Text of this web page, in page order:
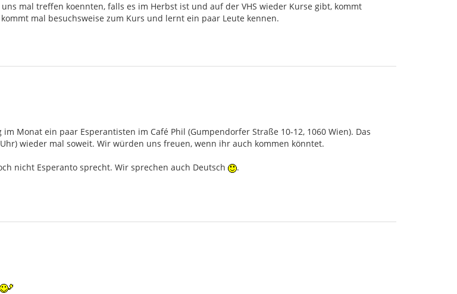
mal treffen koennten, falls es im Herbst ist und auf der VHS wieder Kurse gibt, kommt
mal besuchsweise zum Kurs und lernt ein paar Leute kennen.
Monat ein paar Esperantisten im Café Phil (Gumpendorfer Straße 10-12, 1060 Wien). Das
wieder mal soweit. Wir würden uns freuen, wenn ihr auch kommen könntet.
nicht Esperanto sprecht. Wir sprechen auch Deutsch .